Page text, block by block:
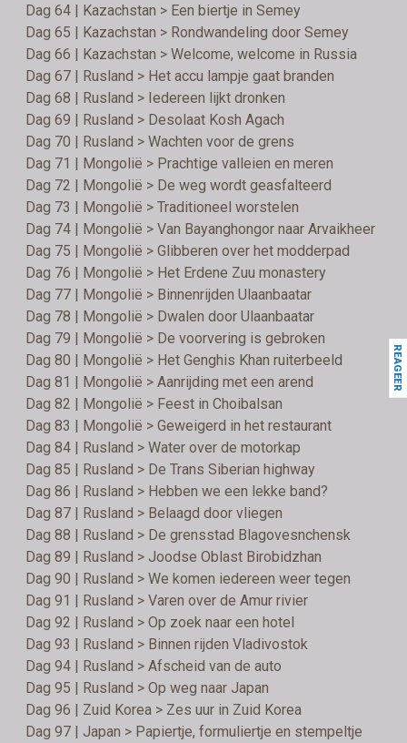
Dag 64 | Kazachstan > Een biertje in Semey
Dag 65 | Kazachstan > Rondwandeling door Semey
Dag 66 | Kazachstan > Welcome, welcome in Russia
Dag 67 | Rusland > Het accu lampje gaat branden
Dag 68 | Rusland > Iedereen lijkt dronken
Dag 69 | Rusland > Desolaat Kosh Agach
Dag 70 | Rusland > Wachten voor de grens
Dag 71 | Mongolië > Prachtige valleien en meren
Dag 72 | Mongolië > De weg wordt geasfalteerd
Dag 73 | Mongolië > Traditioneel worstelen
Dag 74 | Mongolië > Van Bayanghongor naar Arvaikheer
Dag 75 | Mongolië > Glibberen over het modderpad
Dag 76 | Mongolië > Het Erdene Zuu monastery
Dag 77 | Mongolië > Binnenrijden Ulaanbaatar
Dag 78 | Mongolië > Dwalen door Ulaanbaatar
Dag 79 | Mongolië > De voorvering is gebroken
Dag 80 | Mongolië > Het Genghis Khan ruiterbeeld
Dag 81 | Mongolië > Aanrijding met een arend
Dag 82 | Mongolië > Feest in Choibalsan
Dag 83 | Mongolië > Geweigerd in het restaurant
Dag 84 | Rusland > Water over de motorkap
Dag 85 | Rusland > De Trans Siberian highway
Dag 86 | Rusland > Hebben we een lekke band?
Dag 87 | Rusland > Belaagd door vliegen
Dag 88 | Rusland > De grensstad Blagovesnchensk
Dag 89 | Rusland > Joodse Oblast Birobidzhan
Dag 90 | Rusland > We komen iedereen weer tegen
Dag 91 | Rusland > Varen over de Amur rivier
Dag 92 | Rusland > Op zoek naar een hotel
Dag 93 | Rusland > Binnen rijden Vladivostok
Dag 94 | Rusland > Afscheid van de auto
Dag 95 | Rusland > Op weg naar Japan
Dag 96 | Zuid Korea > Zes uur in Zuid Korea
Dag 97 | Japan > Papiertje, formuliertje en stempeltje
REAGEER